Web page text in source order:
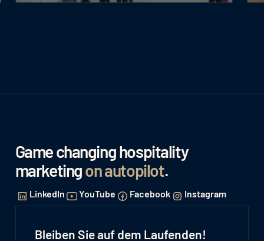
Game changing hospitality
marketingon autopilot.
LinkedIn YouTube Facebook Instagram
Bleiben Sie auf dem Laufenden!